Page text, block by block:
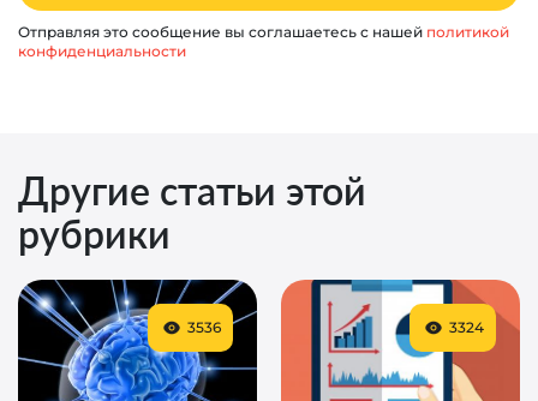
Отправляя это сообщение вы соглашаетесь с нашей политикой
конфиденциальности
Другие статьи этой
рубрики
3536 3324